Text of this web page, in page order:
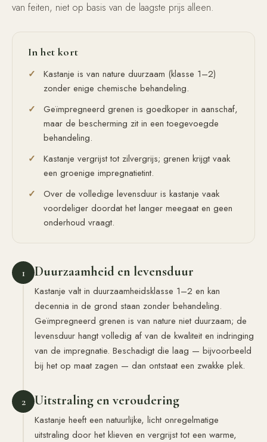
van feiten, niet op basis van de laagste prijs alleen.
In het kort
Kastanje is van nature duurzaam (klasse 1–2)
zonder enige chemische behandeling.
Geïmpregneerd grenen is goedkoper in aanschaf,
maar de bescherming zit in een toegevoegde
behandeling.
Kastanje vergrijst tot zilvergrijs; grenen krijgt vaak
een groenige impregnatietint.
Over de volledige levensduur is kastanje vaak
voordeliger doordat het langer meegaat en geen
onderhoud vraagt.
1 Duurzaamheid en levensduur
Kastanje valt in duurzaamheidsklasse 1–2 en kan
decennia in de grond staan zonder behandeling.
Geïmpregneerd grenen is van nature niet duurzaam; de
levensduur hangt volledig af van de kwaliteit en indringing
van de impregnatie. Beschadigt die laag — bijvoorbeeld
bij het op maat zagen — dan ontstaat een zwakke plek.
2 Uitstraling en veroudering
Kastanje heeft een natuurlijke, licht onregelmatige
uitstraling door het klieven en vergrijst tot een warme,